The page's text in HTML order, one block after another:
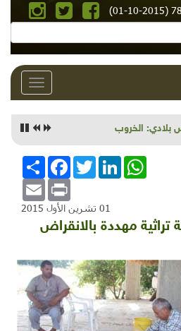
Toggle
بلادي: الخروب
انشر
FacebookTwitterLinkedInWhatsApp
Email Print
01 تشرين الأول 2015
مهددة بالانقراض